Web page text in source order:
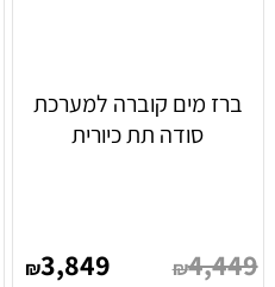
ברז מים קוברה למערכת
סודה תת כיורית
₪4,449
₪3,849